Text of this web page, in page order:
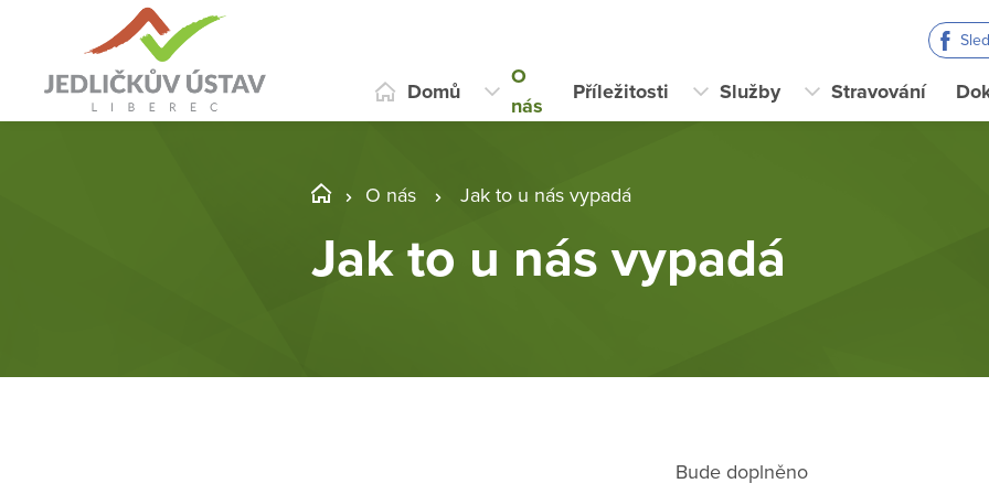
Domů
O
nás
Příležitosti Služby Stravování
O nás Jak to u nás vypadá
Jak to u nás vypadá
Bude doplněno